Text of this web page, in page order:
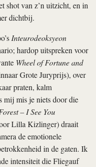
shot van z’n uitzicht, en in
dichtbij.
Inteurodeoksyeon
hardop uitspreken voor
Wheel of Fortune and
Grote Juryprijs), over
praten, kalm
mij mis je niets door die
– I See You
Lilla Kizlinger) draait
de emotionele
in de gaten. Ik
intensiteit die Fliegauf